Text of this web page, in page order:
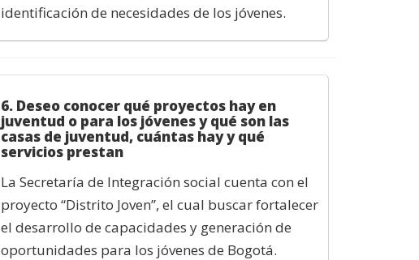
identificación de necesidades de los jóvenes.
6. Deseo conocer qué proyectos hay en
juventud o para los jóvenes y qué son las
casas de juventud, cuántas hay y qué
servicios prestan
La Secretaría de Integración social cuenta con el
proyecto “Distrito Joven”, el cual buscar fortalecer
el desarrollo de capacidades y generación de
oportunidades para los jóvenes de Bogotá.